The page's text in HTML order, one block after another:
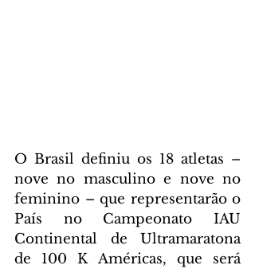
O Brasil definiu os 18 atletas –
nove no masculino e nove no
feminino – que representarão o
País no Campeonato IAU
Continental de Ultramaratona
de 100 K Américas, que será